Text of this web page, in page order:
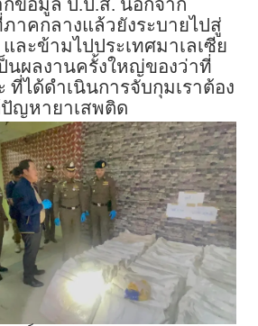
ข้อมูล ป.ป.ส. นอกจาก
าคกลางแล้วยังระบายไปสู่
ละข้ามไปประเทศมาเลเซีย
นผลงานครั้งใหญ่ของว่าที่
ที่ได้ดำเนินการจับกุมเราต้อง
ปัญหายาเสพติด